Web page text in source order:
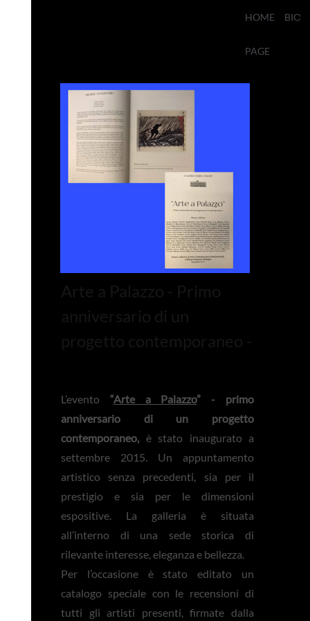
HOME
PAGE
BIO
L’evento “Arte a Palazzo” - primo
anniversario di un progetto
contemporaneo, è stato inaugurato a
settembre 2015. Un appuntamento
artistico senza precedenti, sia per il
prestigio e sia per le dimensioni
espositive. La galleria è situata
all’interno di una sede storica di
rilevante interesse, eleganza e bellezza.
Per l’occasione è stato editato un
catalogo speciale con le recensioni di
tutti gli artisti presenti, firmate dalla